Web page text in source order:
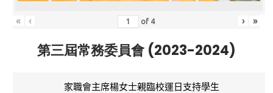
« ‹ of 4 › »
第三屆常務委員會 (2023-2024)
家職會主席楊女士親臨校運日支持學生